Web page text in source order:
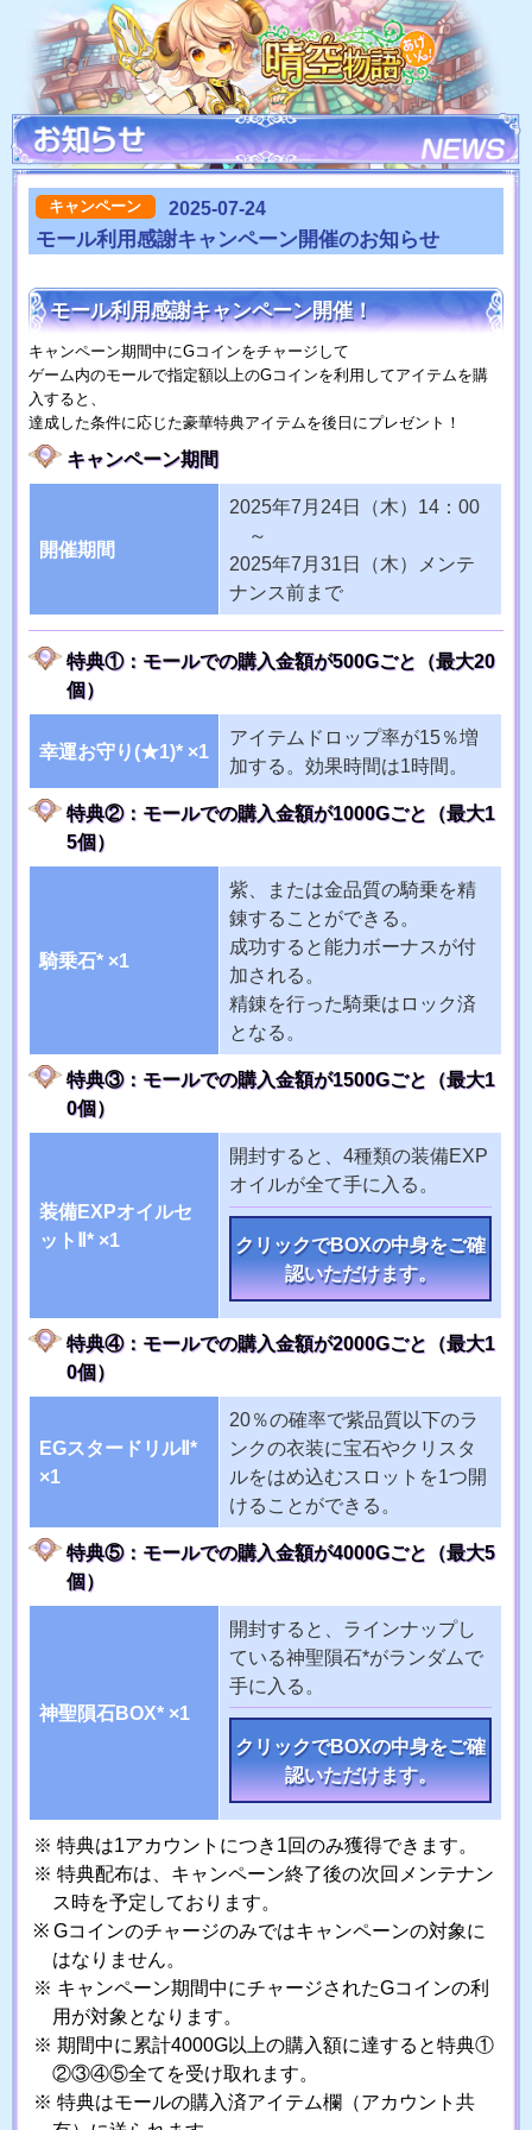
キャンペーン 2025-07-24
モール利用感謝キャンペーン開催のお知らせ
モール利用感謝キャンペーン開催！
キャンペーン期間中にGコインをチャージして
ゲーム内のモールで指定額以上のGコインを利用してアイテムを購
入すると、
達成した条件に応じた豪華特典アイテムを後日にプレゼント！
キャンペーン期間
開催期間
2025年7月24日（木）14：00
～
2025年7月31日（木）メンテ
ナンス前まで
特典①：モールでの購入金額が500Gごと（最大20
個）
幸運お守り(★1)* ×1
アイテムドロップ率が15％増
加する。効果時間は1時間。
特典②：モールでの購入金額が1000Gごと（最大1
5個）
騎乗石* ×1
紫、または金品質の騎乗を精
錬することができる。
成功すると能力ボーナスが付
加される。
精錬を行った騎乗はロック済
となる。
特典③：モールでの購入金額が1500Gごと（最大1
0個）
装備EXPオイルセ
ットⅡ* ×1
開封すると、4種類の装備EXP
オイルが全て手に入る。
クリックでBOXの中身をご確
認いただけます。
特典④：モールでの購入金額が2000Gごと（最大1
0個）
EGスタードリルⅡ*
×1
20％の確率で紫品質以下のラ
ンクの衣装に宝石やクリスタ
ルをはめ込むスロットを1つ開
けることができる。
特典⑤：モールでの購入金額が4000Gごと（最大5
個）
神聖隕石BOX* ×1
開封すると、ラインナップし
ている神聖隕石*がランダムで
手に入る。
クリックでBOXの中身をご確
認いただけます。
特典は1アカウントにつき1回のみ獲得できます。
特典配布は、キャンペーン終了後の次回メンテナン
ス時を予定しております。
Gコインのチャージのみではキャンペーンの対象に
はなりません。
キャンペーン期間中にチャージされたGコインの利
用が対象となります。
期間中に累計4000G以上の購入額に達すると特典①
②③④⑤全てを受け取れます。
特典はモールの購入済アイテム欄（アカウント共